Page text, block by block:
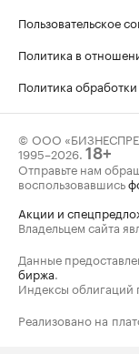
Пользовательское
Политика в
Политика
© ООО
1995–2026. 18+
Отправьте нам
воспользовавшись
Акции и
Владельцем сайта
Данные
биржа.
Индексы облигаций
Реализовано на